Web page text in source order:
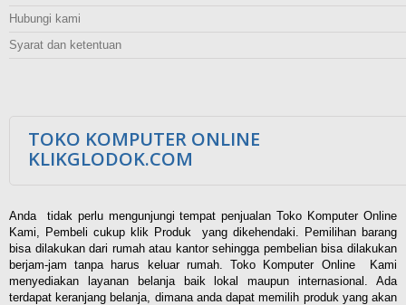
Hubungi kami
Syarat dan ketentuan
TOKO KOMPUTER ONLINE
KLIKGLODOK.COM
Anda tidak perlu mengunjungi tempat penjualan Toko Komputer Online
Kami, Pembeli cukup klik Produk yang dikehendaki. Pemilihan barang
bisa dilakukan dari rumah atau kantor sehingga pembelian bisa dilakukan
berjam-jam tanpa harus keluar rumah. Toko Komputer Online Kami
menyediakan layanan belanja baik lokal maupun internasional. Ada
terdapat keranjang belanja, dimana anda dapat memilih produk yang akan